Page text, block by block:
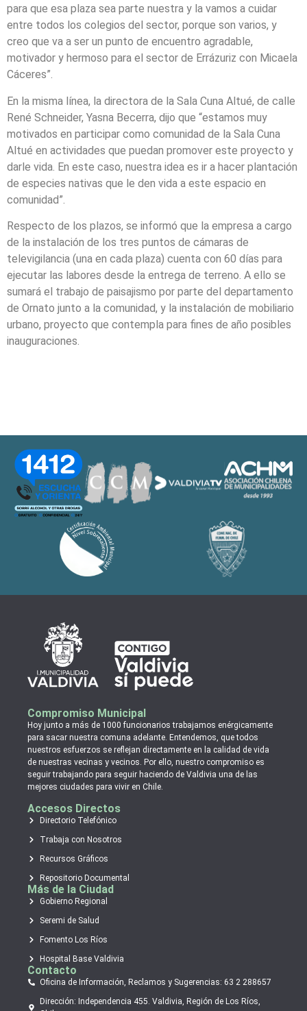
para que esa plaza sea parte nuestra y la vamos a cuidar
entre todos los colegios del sector, porque son varios, y
creo que va a ser un punto de encuentro agradable,
motivador y hermoso para el sector de Errázuriz con Micaela
Cáceres”.
En la misma línea, la directora de la Sala Cuna Altué, de calle
René Schneider, Yasna Becerra, dijo que “estamos muy
motivados en participar como comunidad de la Sala Cuna
Altué en actividades que puedan promover este proyecto y
darle vida. En este caso, nuestra idea es ir a hacer plantación
de especies nativas que le den vida a este espacio en
comunidad”.
Respecto de los plazos, se informó que la empresa a cargo
de la instalación de los tres puntos de cámaras de
televigilancia (una en cada plaza) cuenta con 60 días para
ejecutar las labores desde la entrega de terreno. A ello se
sumará el trabajo de paisajismo por parte del departamento
de Ornato junto a la comunidad, y la instalación de mobiliario
urbano, proyecto que contempla para fines de año posibles
inauguraciones.
Compromiso Municipal
Hoy junto a más de 1000 funcionarios trabajamos enérgicamente
para sacar nuestra comuna adelante. Entendemos, que todos
nuestros esfuerzos se reflejan directamente en la calidad de vida
de nuestras vecinas y vecinos. Por ello, nuestro compromiso es
seguir trabajando para seguir haciendo de Valdivia una de las
mejores ciudades para vivir en Chile.
Accesos Directos
Directorio Telefónico
Trabaja con Nosotros
Recursos Gráficos
Repositorio Documental
Más de la Ciudad
Gobierno Regional
Seremi de Salud
Fomento Los Ríos
Hospital Base Valdivia
Contacto
Oficina de Información, Reclamos y Sugerencias: 63 2 288657
Dirección: Independencia 455. Valdivia, Región de Los Ríos,